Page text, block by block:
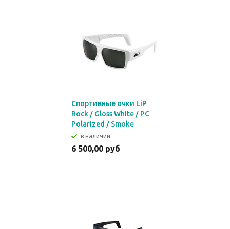
Спортивные очки LiP
Rock / Gloss White / PC
Polarized / Smoke
в наличии
6 500,00 руб